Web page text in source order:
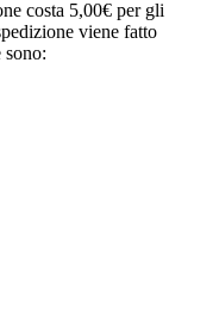
costa 5,00€ per gli
viene fatto